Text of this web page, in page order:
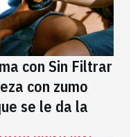
con Sin Filtrar
con zumo
se le da la